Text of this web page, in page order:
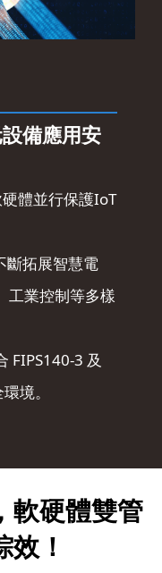
備應用安
體並行保護IoT
斷拓展智慧電
工業控制等多樣
FIPS140-3 及
境。
軟硬體雙管
！